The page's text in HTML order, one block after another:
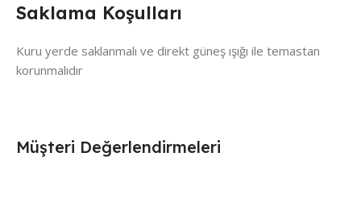
Saklama Koşulları
Kuru yerde saklanmalı ve direkt güneş ışığı ile temastan
korunmalıdır
Müşteri Değerlendirmeleri